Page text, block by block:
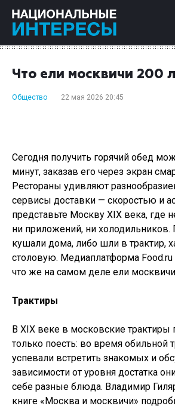
Что ели москвичи 200
Общество 22 мая 2026 20:45
Сегодня получить горячий обед
минут, заказав его через экран
Рестораны удивляют
сервисы доставки — скоростью и
представьте Москву XIX века, где
ни приложений, ни холодильников.
кушали дома, либо шли в трактир,
столовую. Медиаплатформа Food.ru
что же на самом деле ели москвичи
Трактиры
В XIX веке в московские трактиры
только поесть: во время обильной
успевали встретить знакомых и
зависимости от уровня достатка
себе разные блюда. Владимир
книге «Москва и москвичи»